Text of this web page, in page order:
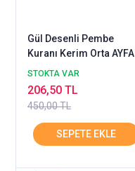
Gül Desenli Pembe
Kuranı Kerim Orta AYFA
STOKTA VAR
450,00 TL
206,50 TL